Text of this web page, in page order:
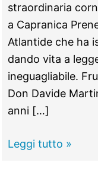
straordinaria
a Capranica
Atlantide che ha
dando vita a
ineguagliabile.
Don Davide
anni […]
CAPRANICA
Leggi tutto »